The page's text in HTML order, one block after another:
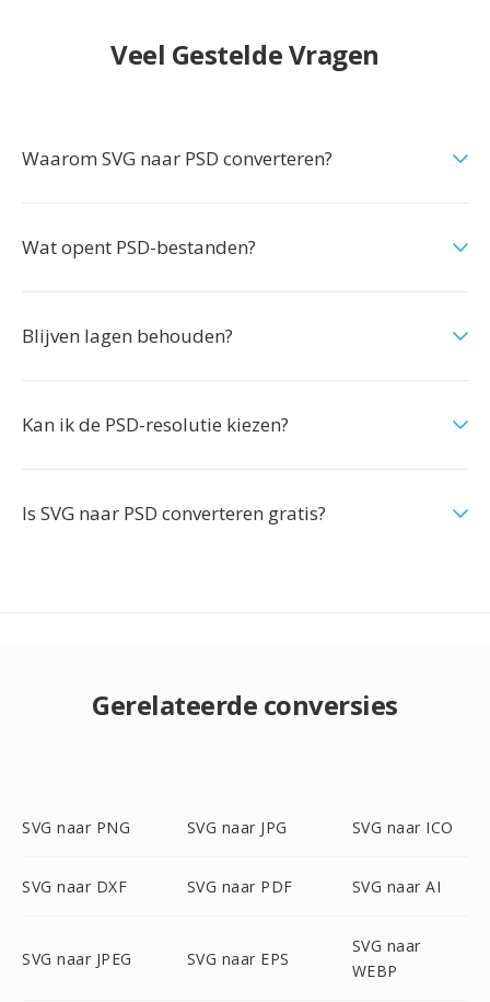
Veel Gestelde Vragen
Waarom SVG naar PSD converteren?
Wat opent PSD-bestanden?
Blijven lagen behouden?
Kan ik de PSD-resolutie kiezen?
Is SVG naar PSD converteren gratis?
Gerelateerde conversies
SVG naar PNG SVG naar JPG SVG naar ICO
SVG naar DXF SVG naar PDF SVG naar AI
SVG naar JPEG SVG naar EPS
SVG naar
WEBP